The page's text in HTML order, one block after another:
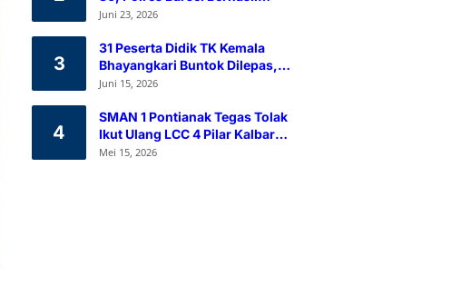
Himpun 80 Kantong Darah
Juni 23, 2026
3
31 Peserta Didik TK Kemala
Bhayangkari Buntok Dilepas,
Kapolres Barsel Tekankan
Juni 15, 2026
4
SMAN 1 Pontianak Tegas Tolak
Ikut Ulang LCC 4 Pilar Kalbar
2026
Mei 15, 2026